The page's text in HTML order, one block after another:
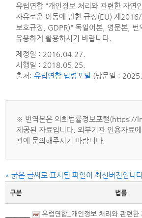
유럽연합 "개인정보 처리와 관련한 자연
자유로운 이동에 관한 규정(EU) 제
보호규정, GDPR)" 독일어본, 영문본, 번
유용하게 활용하시기 바랍니다.
제정일 : 2016.04.27.
시행일 : 2018.05.25.
출처: 유럽연합 법령포털 (방문일 :
※ 번역본은 의회법률정보포털(https://
제공된 자료입니다. 외부기관 인용자료
관에 문의해주시기 바랍니다.
* 굵은 글씨로 표시된 파일이 최신버전입니
구분 법률
유럽연합_개인정보 처리와 관련한 자연인의 보호 및 해당 정보의 자유로운 이동에 관한 규정(EU) 제2016-679호_독